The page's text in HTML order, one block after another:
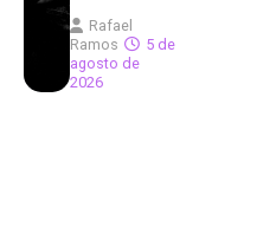
Rafael
Ramos
5 de
agosto de
2026